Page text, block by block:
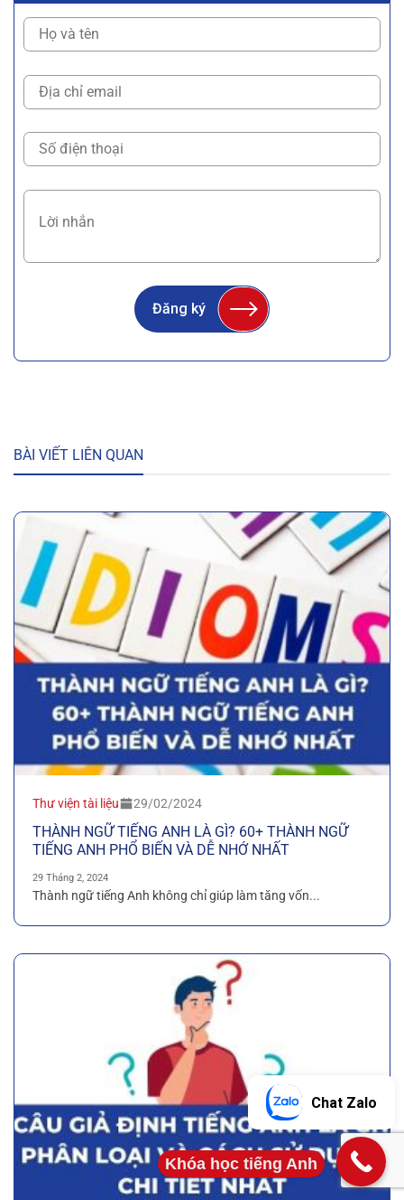
Đăng ký
BÀI VIẾT LIÊN QUAN
Thư viện tài liệu 29/02/2024
THÀNH NGỮ TIẾNG ANH LÀ GÌ? 60+ THÀNH NGỮ
TIẾNG ANH PHỔ BIẾN VÀ DỄ NHỚ NHẤT
29 Tháng 2, 2024
Thành ngữ tiếng Anh không chỉ giúp làm tăng vốn...
Chat Zalo
Khóa học tiếng Anh